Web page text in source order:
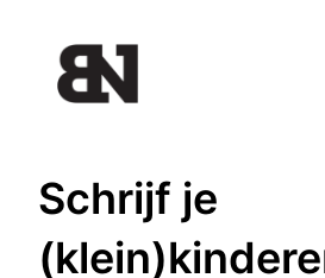
Schrijf je